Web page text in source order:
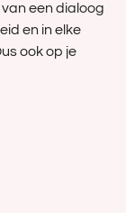
een dialoog
en in elke
ook op je